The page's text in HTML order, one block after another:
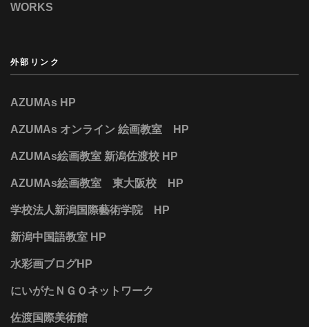
WORKS
外部リンク
AZUMAs HP
AZUMAs オンライン 絵画教室 HP
AZUMAs絵画教室 新潟佐渡校 HP
AZUMAs絵画教室 東大阪校 HP
学校法人新潟国際藝術学院 HP
新潟中国語教室 HP
水彩画ブログHP
にいがたＮＧＯネットワーク
佐渡国際美術館